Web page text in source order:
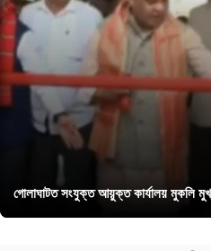
গোলাঘাটত সংযুক্ত আয়ুক্ত কাৰ্যালয় মুকলি